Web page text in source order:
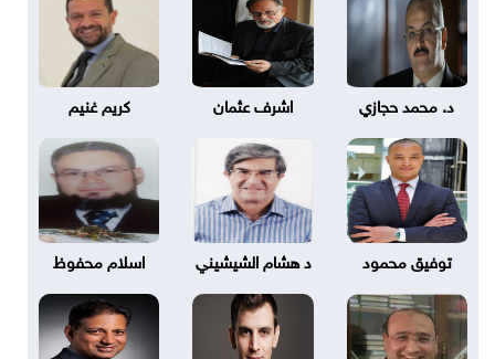
د. محمد حجازي اشرف عثمان كريم غنيم
توفيق محمود د هشام الشيشيني اسلام محفوظ